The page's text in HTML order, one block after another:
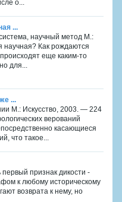
о...
...
научный метод М.:
научная? Как рождаются
еще каким-то
для...
...
М.: Искусство, 2003. — 224
верований
касающиеся
что такое...
признак дикости -
к любому историческому
возврата к нему, но